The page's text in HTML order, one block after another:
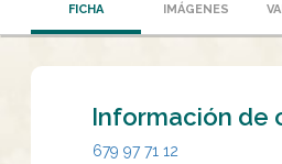
FICHA IMÁGENES
Información de
679 97 71 12